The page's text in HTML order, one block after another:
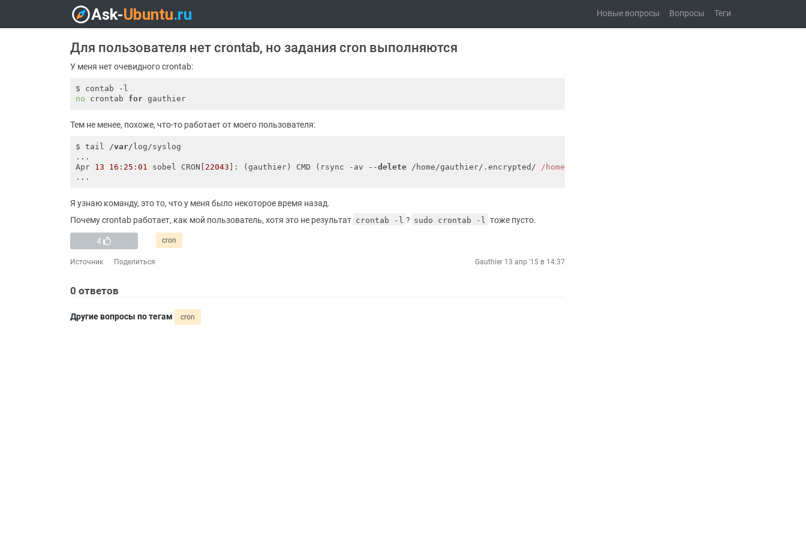
Новые вопросы Вопросы Теги
Для пользователя нет crontab, но задания cron выполняются
У меня нет очевидного crontab:
no crontab for
Тем не менее, похоже, что-то работает от моего пользователя:
$ tail /var/log/syslog
...
Apr 13 16 : 25 :01 sobel CRON[ 22043 ]: (gauthier) CMD (rsync -av --delete /home/gauthier/.encrypted/ /home/g
Я узнаю команду, это то, что у меня было некоторое время назад.
Почему crontab работает, как мой пользователь, хотя это не результат crontab -l ? sudo crontab -l тоже пусто.
4 cron
Источник Поделиться Gauthier 13 апр '15 в 14:37
0 ответов
Другие вопросы по тегам cron